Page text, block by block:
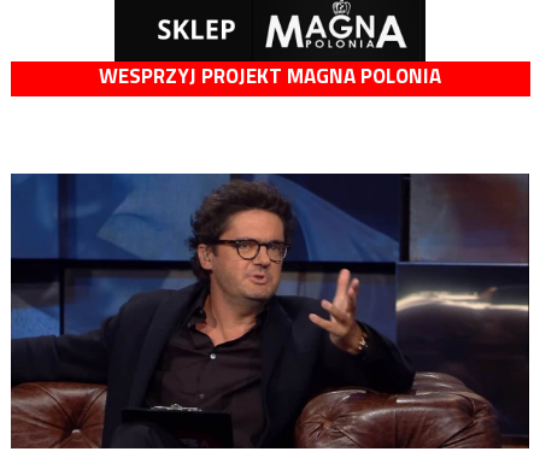
WESPRZYJ PROJEKT MAGNA POLONIA